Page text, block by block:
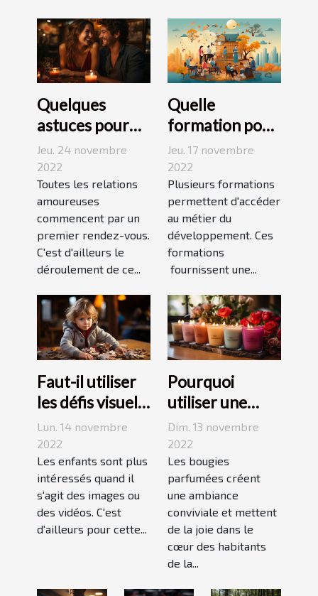
Quelques
astuces pour
réussir son
premier
rendez-vous
Jeu. 24 novembre
2022
Toutes les relations
amoureuses
commencent par un
premier rendez-vous.
C'est d'ailleurs le
déroulement de ce...
Quelle
formation pour
travailler dans
le
développement
durable ?
Jeu. 17 novembre
2022
Plusieurs formations
permettent d'accéder
au métier du
développement. Ces
formations
fournissent une...
Faut-il utiliser
les défis visuels
pour enseigner
aux enfants ?
Lun. 14 novembre
2022
Les enfants sont plus
intéressés quand il
s'agit des images ou
des vidéos. C'est
d'ailleurs pour cette...
Pourquoi
utiliser une
bougie
parfumée?
Dim. 13 novembre
2022
Les bougies
parfumées créent
une ambiance
conviviale et mettent
de la joie dans le
cœur des habitants
de la...